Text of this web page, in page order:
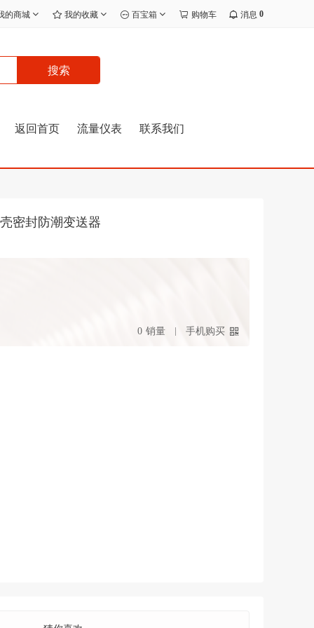
的商城 我的收藏 百宝箱 购物车 消息 0
搜索
返回首页 流量仪表 联系我们
密封防潮变送器
0 销量 手机购买